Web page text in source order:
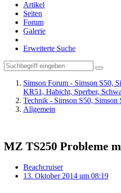
Artikel
Seiten
Forum
Galerie
Erweiterte Suche
Simson Forum - Simson S50,
KR51, Habicht, Sperber,
Technik - Simson S50, Simson
Allgemein
MZ TS250 Probleme
Beachcruiser
13. Oktober 2014 um 08:19